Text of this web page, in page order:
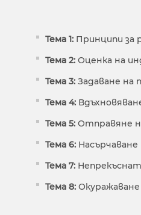
Тема 1: Принципи за
Тема 2: Оценка на
Тема 3: Задаване на
Тема 4:
Тема 5: Отправяне
Тема 6:
Тема 7:
Тема 8: Окуражаване